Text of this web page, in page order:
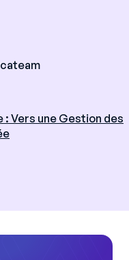
Vers une Gestion des